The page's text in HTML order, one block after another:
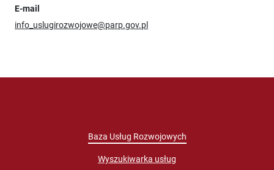
E-mail
info_uslugirozwojowe@parp.gov.pl
Baza Usług Rozwojowych
Wyszukiwarka usług